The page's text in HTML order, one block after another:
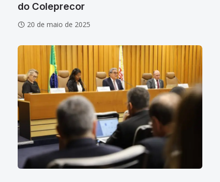
do Coleprecor
20 de maio de 2025